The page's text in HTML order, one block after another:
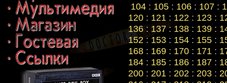
104 : 105 : 106 : 107 :
120: 121 : 122 : 123:
136: 137: 138: 139:
152 : 153: 154: 155:
168: 169: 170: 171 :
184: 185: 186: 187:
200 : 201 : 202 : 203 :